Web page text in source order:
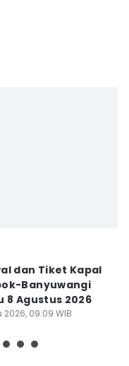
dan Tiket Kapal
Banyuwangi
8 Agustus 2026
2026, 09:09 WIB